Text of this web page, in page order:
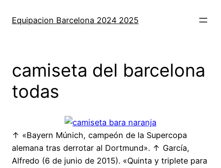
Equipacion Barcelona 2024 2025
camiseta del barcelona
todas
↑ «Bayern Múnich, campeón de la Supercopa
alemana tras derrotar al Dortmund». ↑ García,
Alfredo (6 de junio de 2015). «Quinta y triplete para